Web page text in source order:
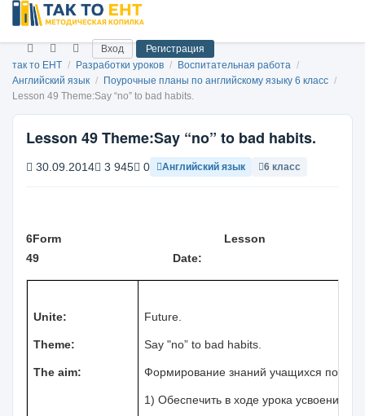
Вход
Регистрация
так то ЕНТ / Разработки уроков / Воспитательная работа /
Английский язык / Поурочные планы по английскому языку 6 класс /
Lesson 49 Theme:Say “no” to bad habits.
Lesson 49 Theme:Say “no” to bad habits.
30.09.2014 3 945 0 Английский язык 6 класс
6Form
Lesson
49
Date:
Unite:
Theme:
The aim:
Future.
Say "no” to bad habits.
Формирование знаний учащихся по
1) Обеспечить в ходе урока усвоение